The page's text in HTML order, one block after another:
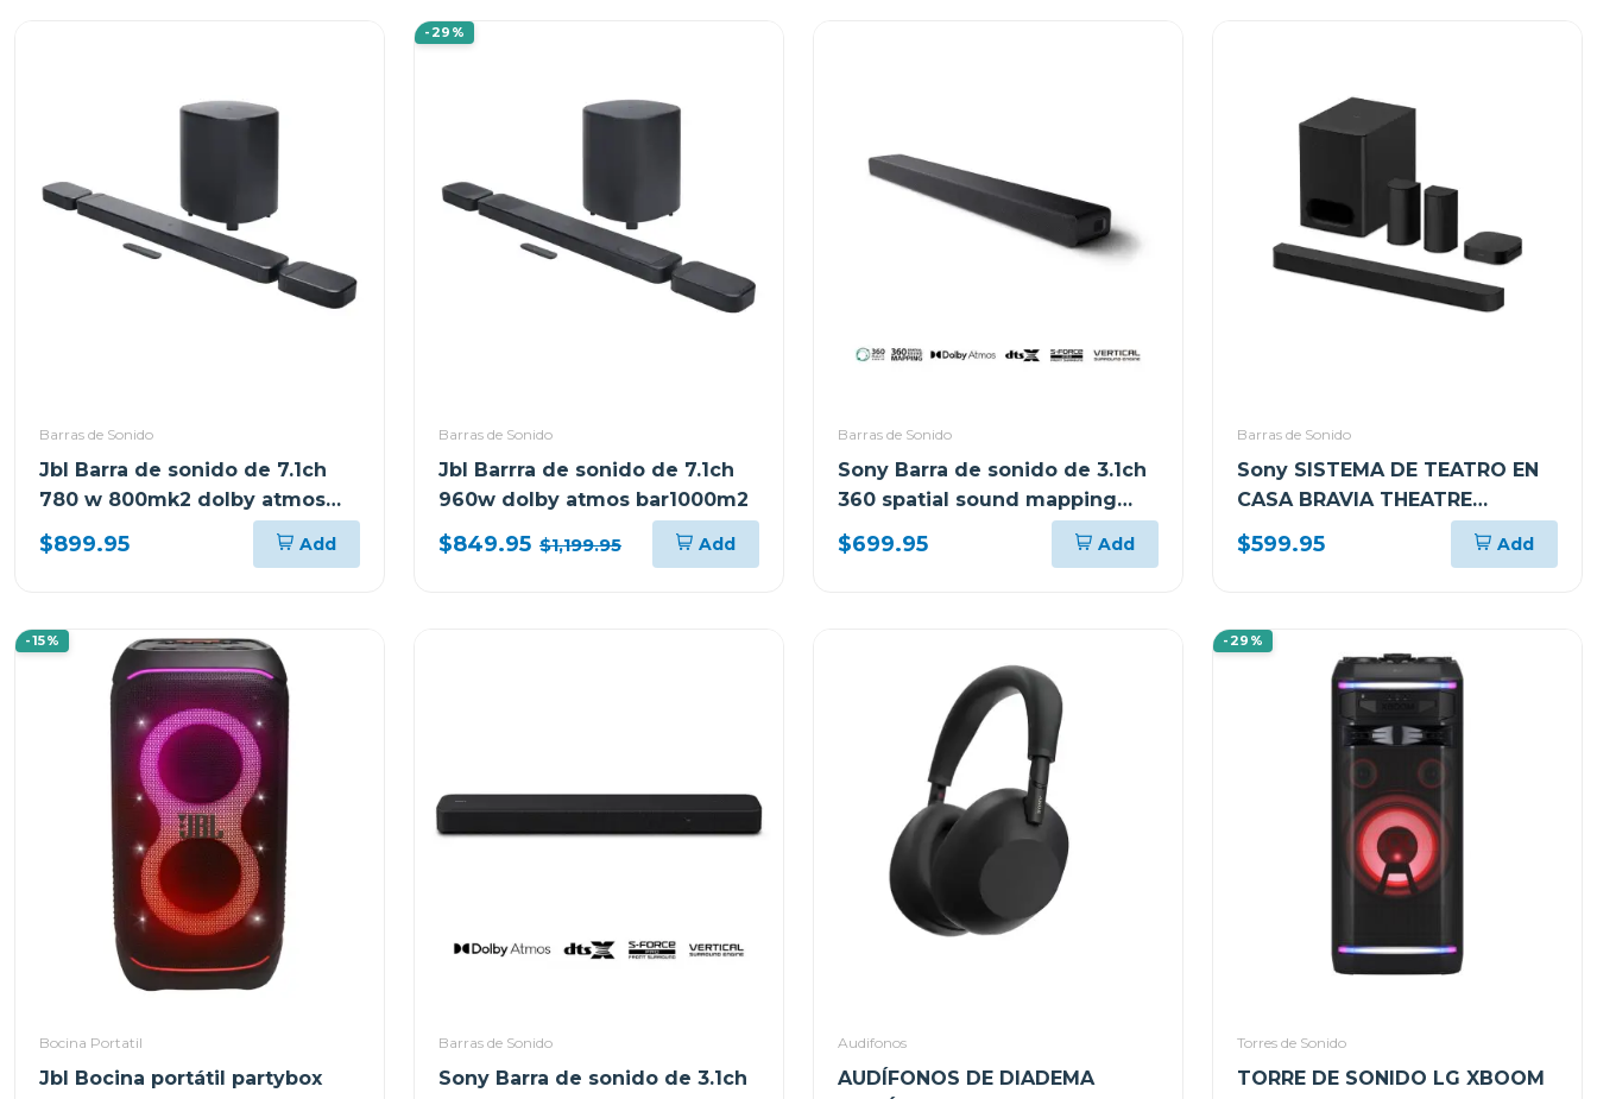
Barras de Sonido
Jbl Barra de sonido de 7.1ch
780 w 800mk2 dolby atmos
bar800m2
$899.95 Add
-29%
Barras de Sonido
Jbl Barrra de sonido de 7.1ch
960w dolby atmos bar1000m2
$849.95 $1,199.95 Add
Barras de Sonido
Sony Barra de sonido de 3.1ch
360 spatial sound mapping
dolby atmos a3000
$699.95 Add
Barras de Sonido
Sony SISTEMA DE TEATRO EN
CASA BRAVIA THEATRE
SYSTEM 6 CON 5.1 CANALES
1000W DOLBY ATMOS S60
$599.95 Add
-15%
Bocina Portatil
Jbl Bocina portátil partybox
Barras de Sonido
Sony Barra de sonido de 3.1ch
Audifonos
AUDÍFONOS DE DIADEMA
-29%
Torres de Sonido
TORRE DE SONIDO LG XBOOM